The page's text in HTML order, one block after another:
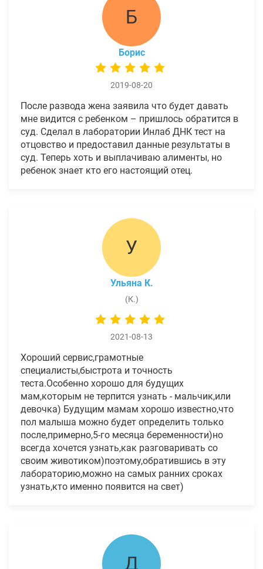
Б
Борис
2019-08-20
После развода жена заявила что будет давать
мне видится с ребенком – пришлось обратится в
суд. Сделал в лаборатории Инлаб ДНК тест на
отцовство и предоставил данные результаты в
суд. Теперь хоть и выплачиваю алименты, но
ребенок знает кто его настоящий отец.
У
Ульяна К.
(К.)
2021-08-13
Хороший сервис,грамотные
специалисты,быстрота и точность
теста.Особенно хорошо для будущих
мам,которым не терпится узнать - мальчик,или
девочка) Будущим мамам хорошо известно,что
пол малыша можно будет определить только
после,примерно,5-го месяца беременности)но
всегда хочется узнать,как разговаривать со
своим животиком)поэтому,обратившись в эту
лабораторию,можно на самых ранних сроках
узнать,кто именно появится на свет)
Д